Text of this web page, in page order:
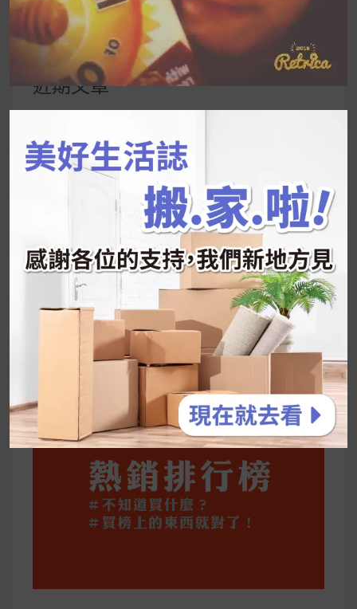
搜
尋
字:
近期文章
韓國人為什麼不容易胖？
推的MZ Diet ！
好吃的蛋白點心還有好玩的運動小遊戲！今年過
年已經等不及帶這盒跟我的親戚、朋友們一起分
2026 過年禮盒推薦｜五款百元健康伴手禮
停用猛健樂後會反彈嗎？作用解析＋停藥後體重
維持全攻略
公主營養師：飲食改變也是能快樂執行的！6 個
你一定要知道的技巧